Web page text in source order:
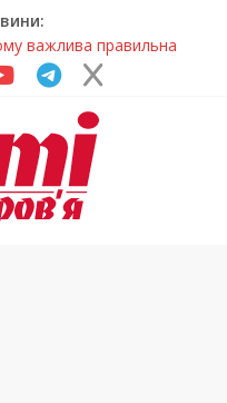
центри на
до опалювального
досліджують місце
(Фото)
шанс на власне